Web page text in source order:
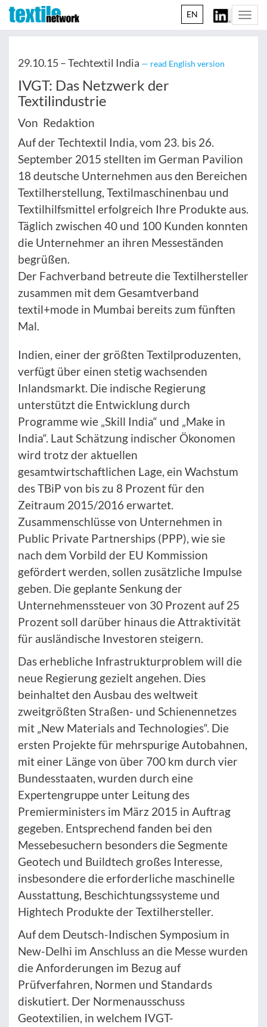
EN
29.10.15 –Techtextil India — read English version
IVGT: Das Netzwerk der
Textilindustrie
Von Redaktion
Auf der Techtextil India, vom 23. bis 26.
September 2015 stellten im German Pavilion
18 deutsche Unternehmen aus den Bereichen
Textilherstellung, Textilmaschinenbau und
Textilhilfsmittel erfolgreich Ihre Produkte aus.
Täglich zwischen 40 und 100 Kunden konnten
die Unternehmer an ihren Messeständen
begrüßen.
Der Fachverband betreute die Textilhersteller
zusammen mit dem Gesamtverband
textil+mode in Mumbai bereits zum fünften
Mal.
Indien, einer der größten Textilproduzenten,
verfügt über einen stetig wachsenden
Inlandsmarkt. Die indische Regierung
unterstützt die Entwicklung durch
Programme wie „Skill India“ und „Make in
India“. Laut Schätzung indischer Ökonomen
wird trotz der aktuellen
gesamtwirtschaftlichen Lage, ein Wachstum
des TBiP von bis zu 8 Prozent für den
Zeitraum 2015/2016 erwartet.
Zusammenschlüsse von Unternehmen in
Public Private Partnerships (PPP), wie sie
nach dem Vorbild der EU Kommission
gefördert werden, sollen zusätzliche Impulse
geben. Die geplante Senkung der
Unternehmenssteuer von 30 Prozent auf 25
Prozent soll darüber hinaus die Attraktivität
für ausländische Investoren steigern.
Das erhebliche Infrastrukturproblem will die
neue Regierung gezielt angehen. Dies
beinhaltet den Ausbau des weltweit
zweitgrößten Straßen- und Schienennetzes
mit „New Materials and Technologies“. Die
ersten Projekte für mehrspurige Autobahnen,
mit einer Länge von über 700 km durch vier
Bundesstaaten, wurden durch eine
Expertengruppe unter Leitung des
Premierministers im März 2015 in Auftrag
gegeben. Entsprechend fanden bei den
Messebesuchern besonders die Segmente
Geotech und Buildtech großes Interesse,
insbesondere die erforderliche maschinelle
Ausstattung, Beschichtungssysteme und
Hightech Produkte der Textilhersteller.
Auf dem Deutsch-Indischen Symposium in
New-Delhi im Anschluss an die Messe wurden
die Anforderungen im Bezug auf
Prüfverfahren, Normen und Standards
diskutiert. Der Normenausschuss
Geotextilien, in welchem IVGT-